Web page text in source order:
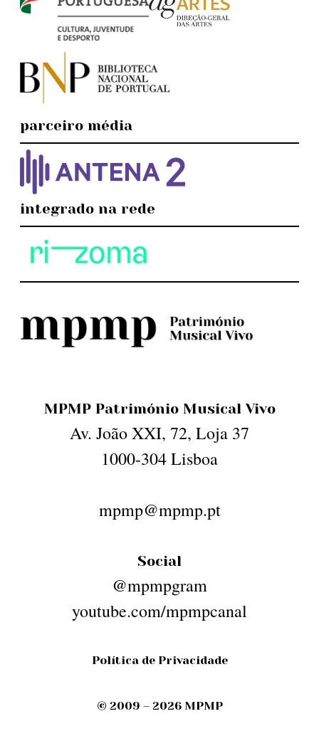
parceiro média
integrado na rede
MPMP Património Musical Vivo
Av. João XXI, 72, Loja 37
1000-304 Lisboa
mpmp@mpmp.pt
Social
@mpmpgram
youtube.com/mpmpcanal
Política de Privacidade
© 2009 – 2026 MPMP